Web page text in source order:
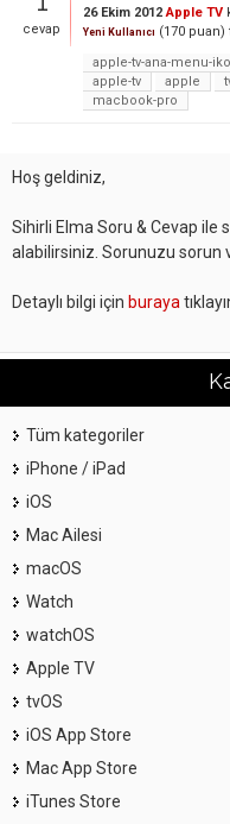
cevap
26 Ekim 2012 Apple TV
Yeni Kullanıcı (170 puan)
apple-tv-ana-menu-
apple-tv
apple
macbook-pro
Hoş geldiniz,
Sihirli Elma Soru & Cevap ile
alabilirsiniz. Sorunuzu sorun
Detaylı bilgi için buraya
Tüm kategoriler
iPhone / iPad
iOS
Mac Ailesi
macOS
Watch
watchOS
Apple TV
tvOS
iOS App Store
Mac App Store
iTunes Store